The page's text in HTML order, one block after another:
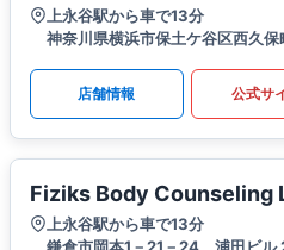
上永谷駅から車で13分
神奈川県横浜市保土ケ谷区西久
店舗情報 公式サ
Fiziks Body Counseling
上永谷駅から車で13分